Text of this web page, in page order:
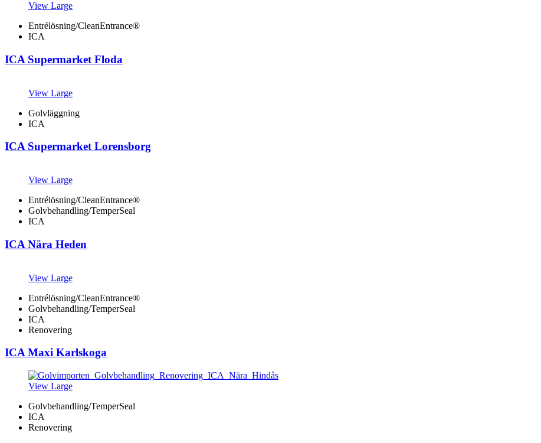
View Large
Entrélösning/CleanEntrance®
ICA
ICA Supermarket Floda
View Large
Golvläggning
ICA
ICA Supermarket Lorensborg
View Large
Entrélösning/CleanEntrance®
Golvbehandling/TemperSeal
ICA
ICA Nära Heden
View Large
Entrélösning/CleanEntrance®
Golvbehandling/TemperSeal
ICA
Renovering
ICA Maxi Karlskoga
View Large
Golvbehandling/TemperSeal
ICA
Renovering